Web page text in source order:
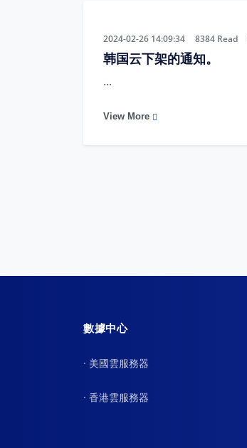
2024-02-26 14:09:34 8384 Read
韩国云下架的通知。
...
View More
數據中心
· 美國雲服務器
· 香港雲服務器